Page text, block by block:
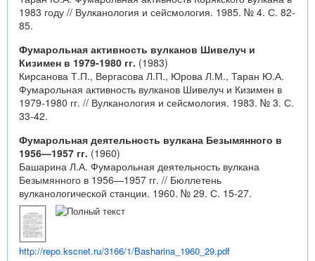
1983 году // Вулканология и сейсмология. 1985. № 4. С. 82-
85.
Фумарольная активность вулканов Шивелуч и
Кизимен в 1979-1980 гг. (1983)
Кирсанова Т.П., Вергасова Л.П., Юрова Л.М., Таран Ю.А.
Фумарольная активность вулканов Шивелуч и Кизимен в
1979-1980 гг. // Вулканология и сейсмология. 1983. № 3. С.
33-42.
Фумарольная деятельность вулкана Безымянного в
1956—1957 гг. (1960)
Башарина Л.А. Фумарольная деятельность вулкана
Безымянного в 1956—1957 гг. // Бюллетень
вулканологической станции. 1960. № 29. С. 15-27.
http://repo.kscnet.ru/3166/1/Basharina_1960_29.pdf